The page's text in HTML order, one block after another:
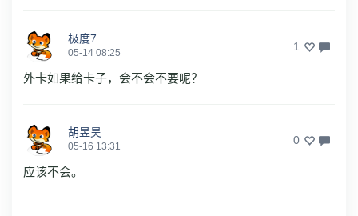
极度7
05-14 08:25 1
外卡如果给卡子，会不会不要呢？
胡昱昊
05-16 13:31 0
应该不会。